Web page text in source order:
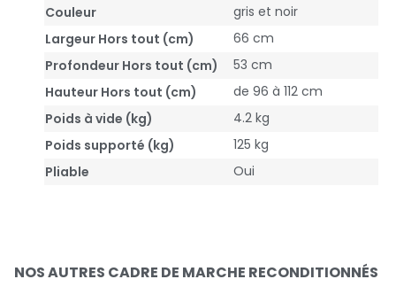
Couleur
gris et noir
Largeur Hors tout (cm)
66 cm
Profondeur Hors tout (cm)
53 cm
Hauteur Hors tout (cm)
de 96 à 112 cm
Poids à vide (kg)
4.2 kg
Poids supporté (kg)
125 kg
Pliable
Oui
NOS AUTRES CADRE DE MARCHE RECONDITIONNÉS